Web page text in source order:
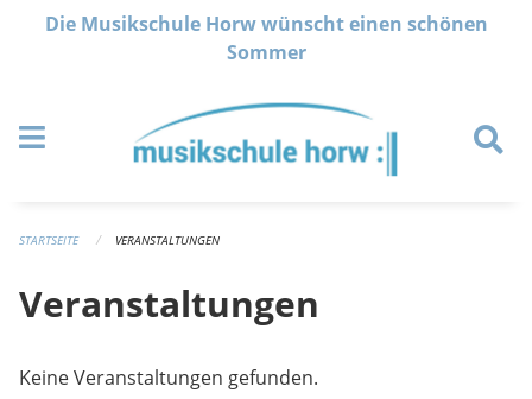
Navigation überspringen
Die Musikschule Horw wünscht einen schönen
Sommer
STARTSEITE VERANSTALTUNGEN
Veranstaltungen
Keine Veranstaltungen gefunden.